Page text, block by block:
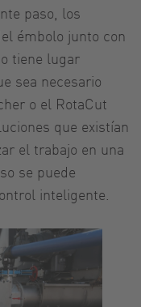
paso, los
émbolo junto con
tiene lugar
sea necesario
o el RotaCut
que existían
el trabajo en una
se puede
inteligente.